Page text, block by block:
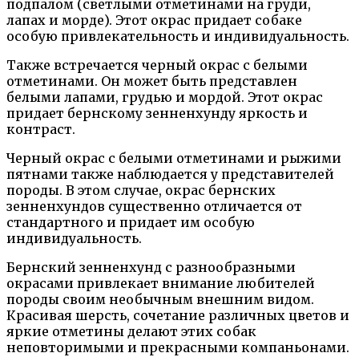
подпалом (светлыми отметинами на груди,
лапах и морде). Этот окрас придает собаке
особую привлекательность и индивидуальность.
Также встречается черный окрас с белыми
отметинами. Он может быть представлен
белыми лапами, грудью и мордой. Этот окрас
придает бернскому зенненхунду яркость и
контраст.
Черный окрас с белыми отметинами и рыжими
пятнами также наблюдается у представителей
породы. В этом случае, окрас бернских
зенненхундов существенно отличается от
стандартного и придает им особую
индивидуальность.
Бернский зенненхунд с разнообразными
окрасами привлекает внимание любителей
породы своим необычным внешним видом.
Красивая шерсть, сочетание различных цветов и
яркие отметины делают этих собак
неповторимыми и прекрасными компаньонами.